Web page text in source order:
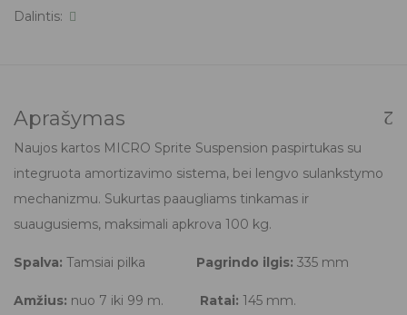
Dalintis:
Aprašymas
Naujos kartos MICRO Sprite Suspension paspirtukas su
integruota amortizavimo sistema, bei lengvo sulankstymo
mechanizmu. Sukurtas paaugliams tinkamas ir
suaugusiems, maksimali apkrova 100 kg.
Spalva: Tamsiai pilka Pagrindo ilgis: 335 mm
Amžius: nuo 7 iki 99 m. Ratai: 145 mm.